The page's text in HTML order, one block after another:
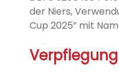
der Niers,
Cup 2025” mit
Verpflegung